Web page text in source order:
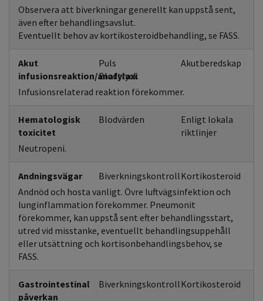
Observera att biverkningar generellt kan uppstå sent,
även efter behandlingsavslut.
Eventuellt behov av kortikosteroidbehandling, se FASS.
Akut
infusionsreaktion/anafylaxi
Puls
Akutberedskap
Blodtryck
Infusionsrelaterad reaktion förekommer.
Hematologisk
toxicitet
Blodvärden
Enligt lokala
riktlinjer
Neutropeni.
Andningsvägar BiverkningskontrollKortikosteroid
Andnöd och hosta vanligt. Övre luftvägsinfektion och
lunginflammation förekommer. Pneumonit
förekommer, kan uppstå sent efter behandlingsstart,
utred vid misstanke, eventuellt behandlingsuppehåll
eller utsättning och kortisonbehandlingsbehov, se
FASS.
Gastrointestinal
påverkan
BiverkningskontrollKortikosteroid